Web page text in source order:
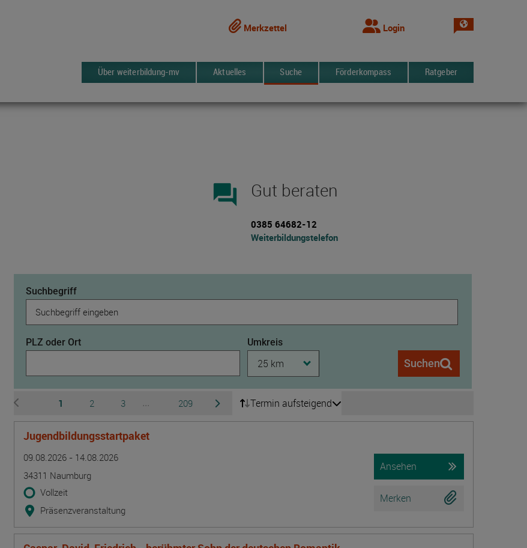
Merkzettel Login Sprache
Über weiterbildung-mv Aktuelles Suche Förderkompass Ratgeber
forum Gut beraten
0385 64682-12
Weiterbildungstelefon
Suchbegriff
PLZ oder Ort Umkreis
25 km Suchen
zur vorherigen Seite wechseln
Seite
1 Seite
2 Seite
3
...
Seite
209 zur nächsten Seite wechseln
Termin aufsteigend
Jugendbildungsstartpaket
09.08.2026 - 14.08.2026
34311 Naumburg
Vollzeit
Präsenzveranstaltung
Ansehen
Merken